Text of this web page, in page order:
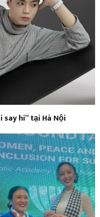
say hi” tại Hà Nội